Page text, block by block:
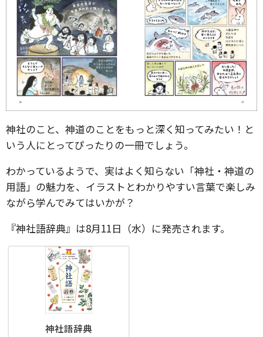
神社のこと、神道のことをもっと深く知ってみたい！と
いう人にとってぴったりの一冊でしょう。
わかっているようで、実はよく知らない「神社・神道の
用語」の魅力を、イラストとわかりやすい言葉で楽しみ
ながら学んでみてはいかが？
『神社語辞典』は8月11日（水）に発売されます。
神社語辞典